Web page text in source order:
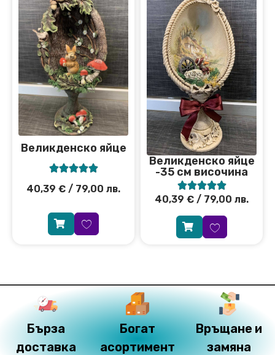
Великденско яйце

40,39 € / 79,00 лв.
Великденско яйце
-35 см височина

40,39 € / 79,00 лв.
Бърза
доставка
Богат
асортимент
Връщане и
замяна